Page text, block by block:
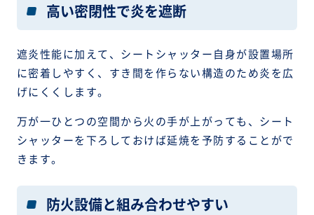
高い密閉性で炎を遮断
遮炎性能に加えて、シートシャッター自身が設置場所
に密着しやすく、すき間を作らない構造のため炎を広
げにくくします。
万が一ひとつの空間から火の手が上がっても、シート
シャッターを下ろしておけば延焼を予防することがで
きます。
防火設備と組み合わせやすい